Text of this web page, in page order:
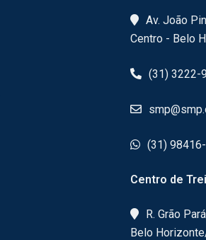
Av. João
Centro - Belo
(31) 3222-
(31)
Centro de
R. Grão
Belo